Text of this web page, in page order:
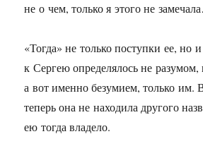
не о чем, только я этого не
«Тогда» не только поступки ее, но
к Сергею определялось не
а вот именно безумием, только им.
теперь она не находила другого
ею тогда владело.